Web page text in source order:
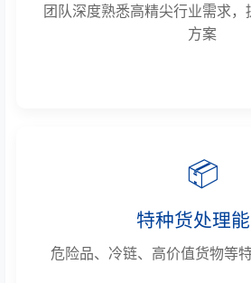
团队深度熟悉高精尖行业需求，
方案
📦
特种货处理
危险品、冷链、高价值货物等